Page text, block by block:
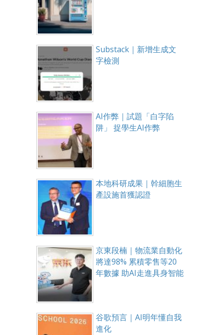
Substack｜新增生成文
字檢測
AI作弊｜試題「白字陷
阱」 捉學生AI作弊
本地科研成果｜幹細胞生
產設施首獲認證
京東段楠｜物流業自動化
將達98% 累積零售等20
年數據 助AI走進具身智能
谷歌預言｜AI明年懂自我
進化